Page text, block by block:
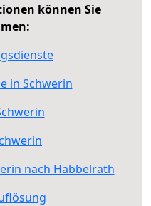
können Sie
in Schwerin
nach Habbelrath